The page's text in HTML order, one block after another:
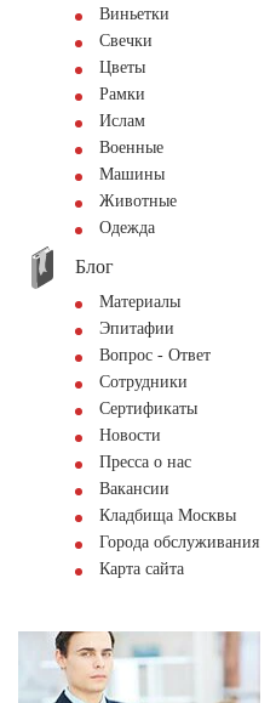
Виньетки
Свечки
Цветы
Рамки
Ислам
Военные
Машины
Животные
Одежда
Блог
Материалы
Эпитафии
Вопрос - Ответ
Сотрудники
Сертификаты
Новости
Пресса о нас
Вакансии
Кладбища Москвы
Города обслуживания
Карта сайта